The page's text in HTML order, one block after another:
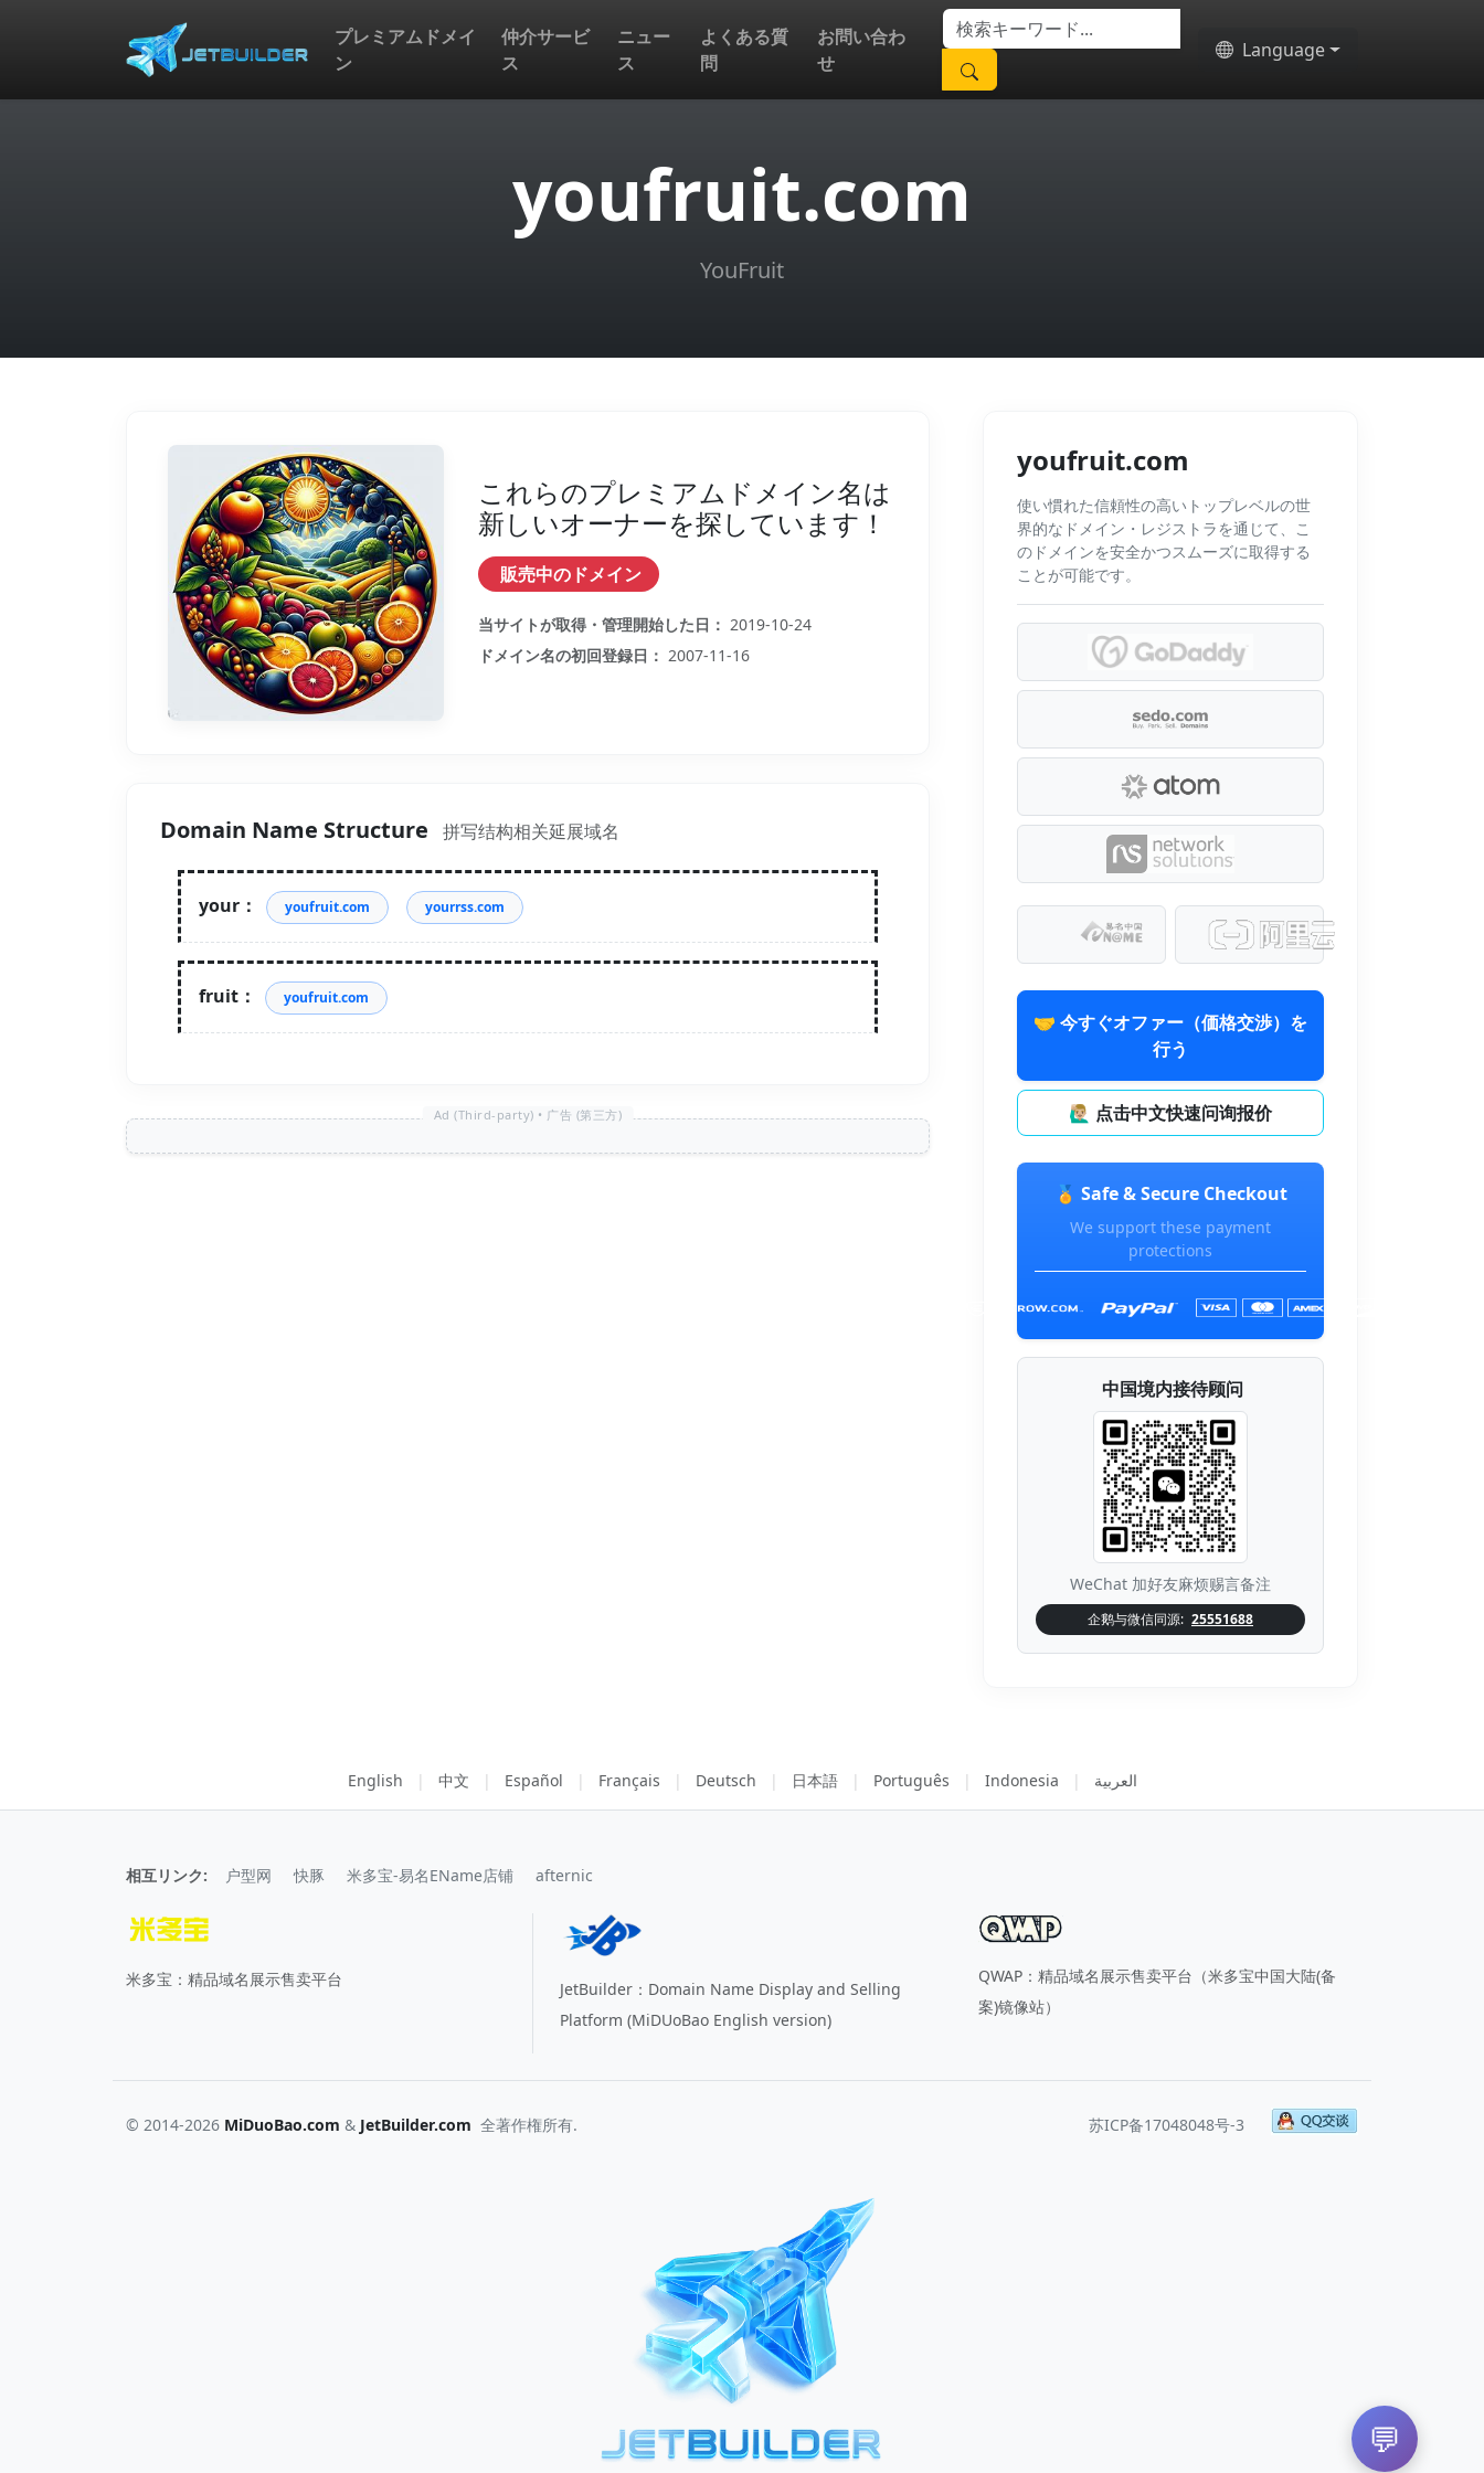
プレミアムドメイ
ン
仲介サービ
ス
ニュー
ス
よくある質
問
お問い合わ
せ
Language
youfruit.com
YouFruit
これらのプレミアムドメイン名は
新しいオーナーを探しています！
販売中のドメイン
当サイトが取得・管理開始した日： 2019-10-24
ドメイン名の初回登録日： 2007-11-16
Domain Name Structure 拼写结构相关延展域名
your： youfruit.com yourrss.com
fruit： youfruit.com
youfruit.com
使い慣れた信頼性の高いトップレベルの世
界的なドメイン・レジストラを通じて、こ
のドメインを安全かつスムーズに取得する
ことが可能です。
🤝 今すぐオファー（価格交渉）を
行う
🙋🏼‍♂️ 点击中文快速问询报价
🏅 Safe & Secure Checkout
We support these payment
protections
中国境内接待顾问
WeChat 加好友麻烦赐言备注
企鹅与微信同源: 25551688
English | 中文 | Español | Français | Deutsch | 日本語 | Português | Indonesia | العربية
相互リンク: 户型网 快豚 米多宝-易名EName店铺 afternic
米多宝：精品域名展示售卖平台
JetBuilder：Domain Name Display and Selling
Platform (MiDUoBao English version)
QWAP：精品域名展示售卖平台（米多宝中国大陆(备
案)镜像站）
© 2014-2026 MiDuoBao.com & JetBuilder.com 全著作権所有. 苏ICP备17048048号-3
💬